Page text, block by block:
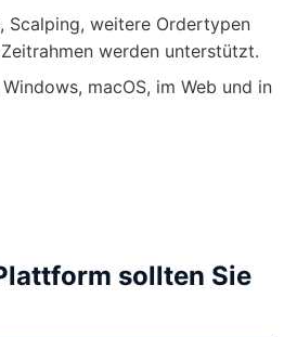
Scalping, weitere Ordertypen
werden unterstützt.
macOS, im Web und in
sollten Sie